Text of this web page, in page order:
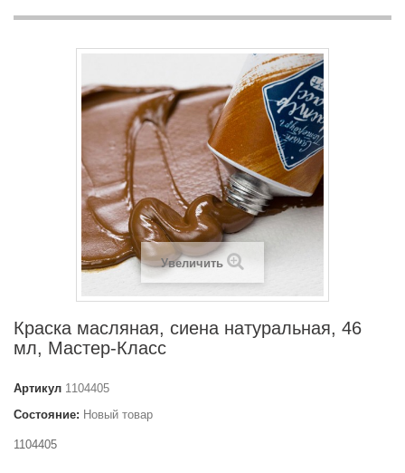
Увеличить
Краска масляная, сиена натуральная, 46
мл, Мастер-Класс
Артикул 1104405
Состояние: Новый товар
1104405